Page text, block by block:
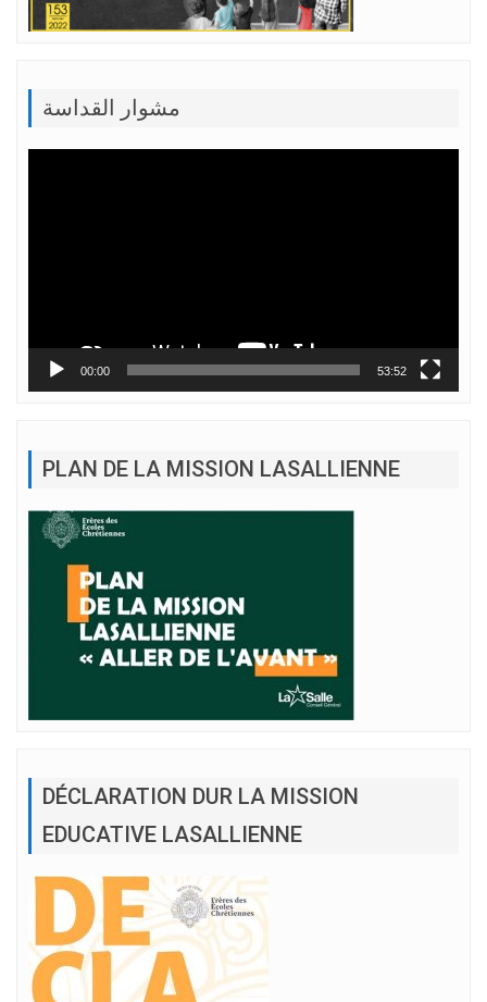
مشوار القداسة
00:00 53:52
PLAN DE LA MISSION LASALLIENNE
DÉCLARATION DUR LA MISSION
EDUCATIVE LASALLIENNE